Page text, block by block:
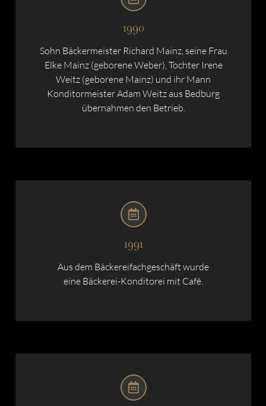
1990
Sohn Bäckermeister Richard Mainz, seine Frau
Elke Mainz (geborene Weber), Tochter Irene
Weitz (geborene Mainz) und ihr Mann
Konditormeister Adam Weitz aus Bedburg
übernahmen den Betrieb.
1991
Aus dem Bäckereifachgeschäft wurde
eine Bäckerei-Konditorei mit Cafè.